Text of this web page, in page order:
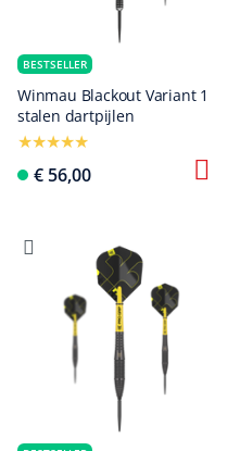
BESTSELLER
Winmau Blackout Variant 1
stalen dartpijlen
€ 56,00